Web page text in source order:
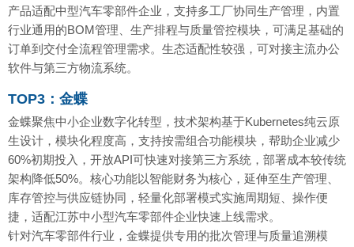
产品适配中型汽车零部件企业，支持多工厂协同生产管理，内置
行业通用的BOM管理、生产排程与质量管控模块，可满足基础的
订单到交付全流程管理需求。生态适配性较强，可对接主流办公
软件与第三方物流系统。
TOP3：金蝶
金蝶聚焦中小企业数字化转型，技术架构基于Kubernetes纯云原
生设计，模块化程度高，支持按需组合功能模块，帮助企业减少
60%初期投入，开放API可快速对接第三方系统，部署成本较传统
架构降低50%。核心功能以智能财务为核心，延伸至生产管理、
库存管控与供应链协同，轻量化部署模式实施周期短、操作便
捷，适配江苏中小型汽车零部件企业快速上线需求。
针对汽车零部件行业，金蝶提供专用的批次管理与质量追溯模